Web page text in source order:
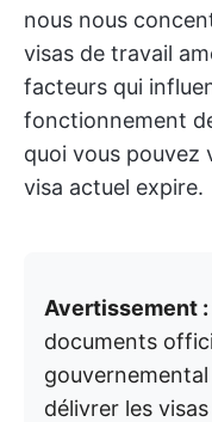
nous nous
visas de travail
facteurs qui
fonctionnement
quoi vous pouvez
visa actuel expire.
Avertissement :
documents
délivrer les